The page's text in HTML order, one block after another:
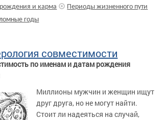
и карма
Периоды жизненного пути
годы
совместимости
по именам и датам рождения
Миллионы мужчин и женщин ищут
друг друга, но не могут найти.
Стоит ли надеяться на случай,